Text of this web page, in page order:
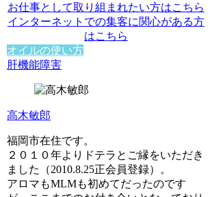
お仕事として取り組まれたい方はこちら
インターネットでの集客に関心がある方
はこちら
オイルの使い方
肝機能障害
高木敏郎
福岡市在住です。
２０１０年よりドテラとご縁をいただき
ました（2010.8.25正会員登録）。
アロマもMLMも初めてだったのです